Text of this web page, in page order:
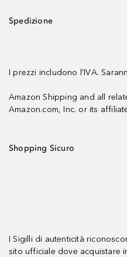
Spedizione
I prezzi includono l’IVA.
Amazon Shipping and all
Amazon.com, Inc. or its
Shopping Sicuro
I Sigilli di autenticità
sito ufficiale dove acquistare